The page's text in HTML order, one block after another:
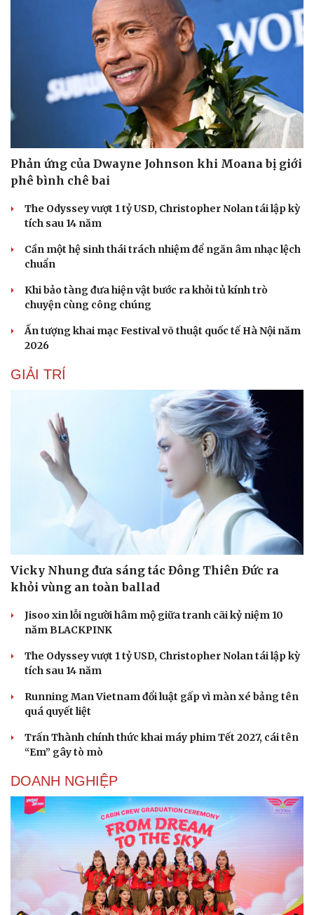
Phản ứng của Dwayne Johnson khi Moana bị giới
phê bình chê bai
The Odyssey vượt 1 tỷ USD, Christopher Nolan tái lập kỳ
tích sau 14 năm
Cần một hệ sinh thái trách nhiệm để ngăn âm nhạc lệch
chuẩn
Khi bảo tàng đưa hiện vật bước ra khỏi tủ kính trò
chuyện cùng công chúng
Ấn tượng khai mạc Festival võ thuật quốc tế Hà Nội năm
2026
GIẢI TRÍ
Vicky Nhung đưa sáng tác Đông Thiên Đức ra
khỏi vùng an toàn ballad
Jisoo xin lỗi người hâm mộ giữa tranh cãi kỷ niệm 10
năm BLACKPINK
The Odyssey vượt 1 tỷ USD, Christopher Nolan tái lập kỳ
tích sau 14 năm
Running Man Vietnam đổi luật gấp vì màn xé bảng tên
quá quyết liệt
Trấn Thành chính thức khai máy phim Tết 2027, cái tên
“Em” gây tò mò
DOANH NGHIỆP